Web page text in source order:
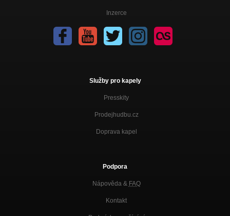
Inzerce
Služby pro kapely
Presskity
Prodejhudbu.cz
Doprava kapel
Podpora
Nápověda & FAQ
Kontakt